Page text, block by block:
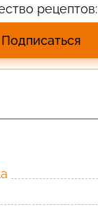
рецептов:
Подписаться